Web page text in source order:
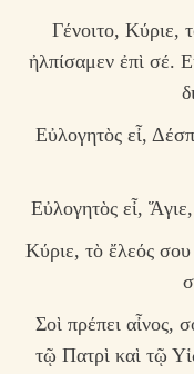
Γένοιτο, Κύριε,
ἠλπίσαμεν ἐπὶ σέ.
Εὐλογητὸς εἶ,
Εὐλογητὸς εἶ,
Κύριε, τὸ ἔλεός
Σοὶ πρέπει αἶνος,
τῷ Πατρὶ καὶ τῷ